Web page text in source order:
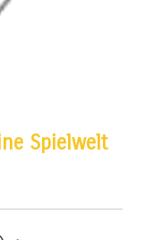
Spielwelt